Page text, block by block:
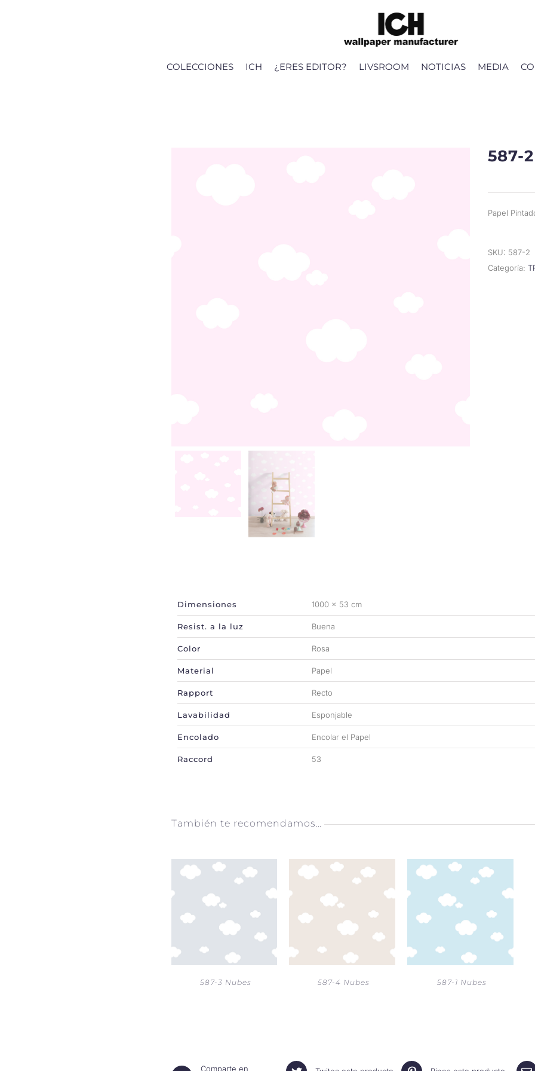
COLECCIONES ICH ¿ERES EDITOR? LIVSROOM NOTICIAS MEDIA
587-
Papel
SKU: 587-2
Categoría:
adicional
Dimensiones 1000 × 53 cm
Resist. a la luz Buena
Color Rosa
Material Papel
Rapport Recto
Lavabilidad Esponjable
Encolado Encolar el Papel
Raccord 53
También te recomendamos…
587-3 Nubes 587-4 Nubes 587-1 Nubes
Comparte en